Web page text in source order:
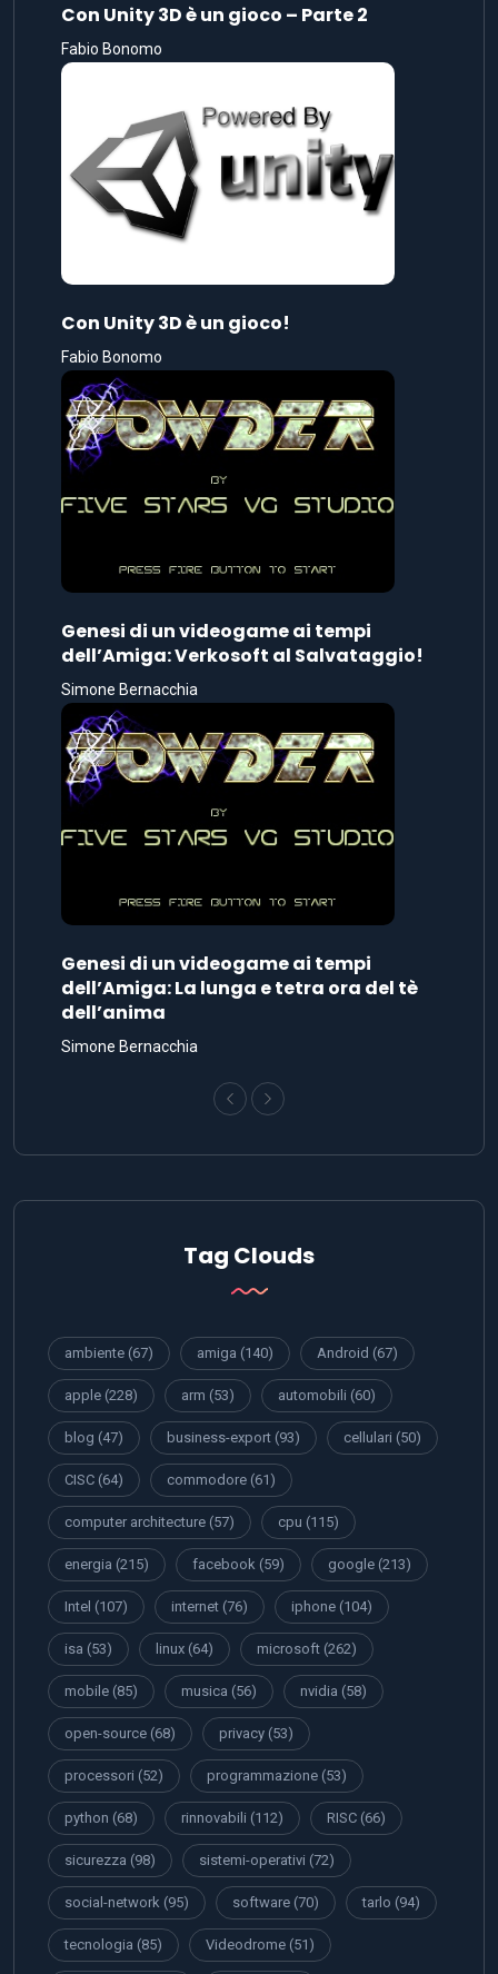
Con Unity 3D è un gioco – Parte 2
Fabio Bonomo
Con Unity 3D è un gioco!
Fabio Bonomo
Genesi di un videogame ai tempi
dell’Amiga: Verkosoft al Salvataggio!
Simone Bernacchia
Genesi di un videogame ai tempi
dell’Amiga: La lunga e tetra ora del tè
dell’anima
Simone Bernacchia
Tag Clouds
ambiente (67) amiga (140) Android (67)
apple (228) arm (53) automobili (60)
blog (47) business-export (93) cellulari (50)
CISC (64) commodore (61)
computer architecture (57) cpu (115)
energia (215) facebook (59) google (213)
Intel (107) internet (76) iphone (104)
isa (53) linux (64) microsoft (262)
mobile (85) musica (56) nvidia (58)
open-source (68) privacy (53)
processori (52) programmazione (53)
python (68) rinnovabili (112) RISC (66)
sicurezza (98) sistemi-operativi (72)
social-network (95) software (70) tarlo (94)
tecnologia (85) Videodrome (51)